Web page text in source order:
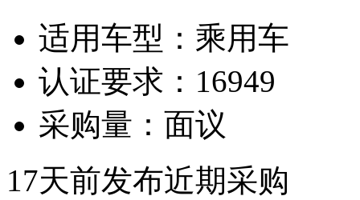
适用车型： 乘用车
认证要求： 16949
采购量： 面议
17天前发布近期采购